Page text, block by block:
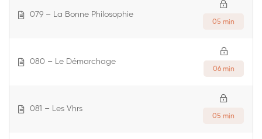
079 – La Bonne Philosophie
05 min
080 – Le Démarchage
06 min
081 – Les Vhrs
05 min